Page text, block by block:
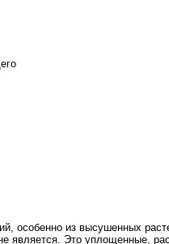
особенно из высушенных
является. Это уплощенные,